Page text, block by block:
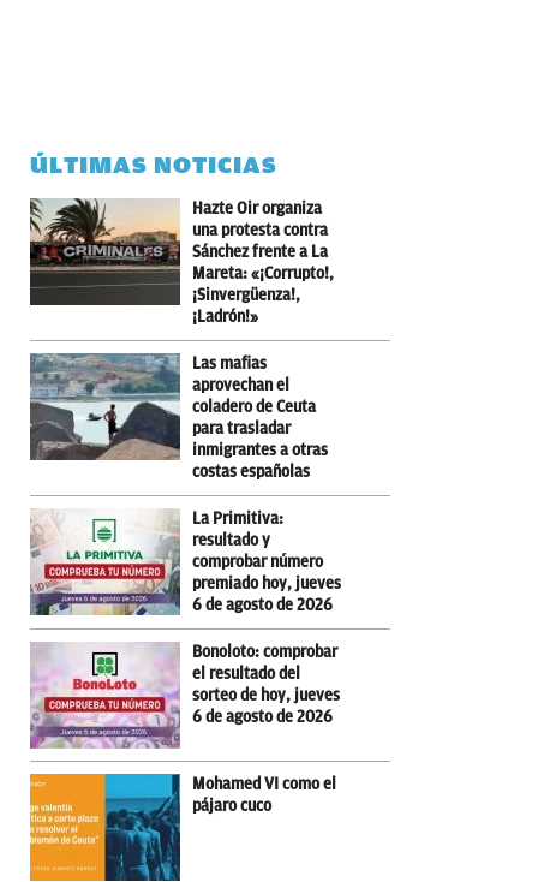
ÚLTIMAS NOTICIAS
Hazte Oir organiza
una protesta contra
Sánchez frente a La
Mareta: «¡Corrupto!,
¡Sinvergüenza!,
¡Ladrón!»
Las mafias
aprovechan el
coladero de Ceuta
para trasladar
inmigrantes a otras
costas españolas
La Primitiva:
resultado y
comprobar número
premiado hoy, jueves
6 de agosto de 2026
Bonoloto: comprobar
el resultado del
sorteo de hoy, jueves
6 de agosto de 2026
Mohamed VI como el
pájaro cuco